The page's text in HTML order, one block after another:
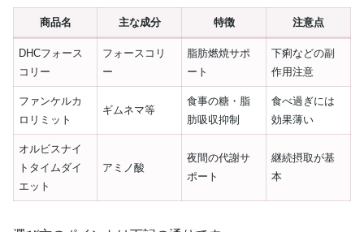
商品名 主な成分 特徴 注意点
DHCフォース
コリー
フォースコリ
ー
脂肪燃焼サポ
ート
下痢などの副
作用注意
ファンケルカ
ロリミット
ギムネマ等
食事の糖・脂
肪吸収抑制
食べ過ぎには
効果薄い
オルビスナイ
トタイムダイ
エット
アミノ酸
夜間の代謝サ
ポート
継続摂取が基
本